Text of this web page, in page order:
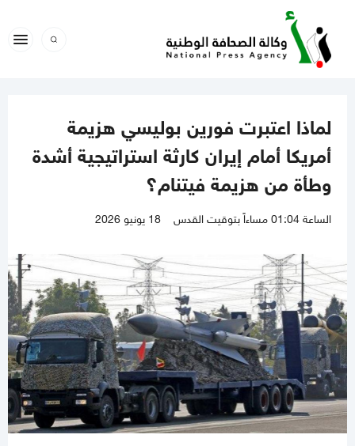
لماذا اعتبرت فورين بوليسي هزيمة
أمريكا أمام إيران كارثة استراتيجية أشدة
وطأة من هزيمة فيتنام؟
الساعة 01:04 مساءاً بتوقيت القدس 18 يونيو 2026